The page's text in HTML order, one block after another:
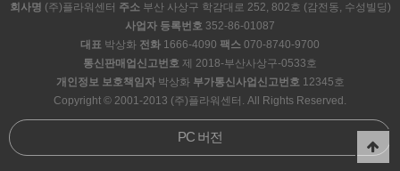
회사명 (주)플라워센터 주소부산 사상구 학감대로 252, 802호 (감전동, 수성빌딩)
사업자 등록번호 352-86-01087
대표 박상화 전화 1666-4090 팩스 070-8740-9700
통신판매업신고번호 제 2018-부산사상구-0533호
개인정보 보호책임자박상화 부가통신사업신고번호12345호
Copyright © 2001-2013 (주)플라워센터. All Rights Reserved.
PC 버전